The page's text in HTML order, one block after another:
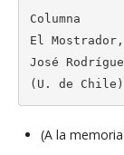
Columna
El
José
(U. de Chile)
(A la